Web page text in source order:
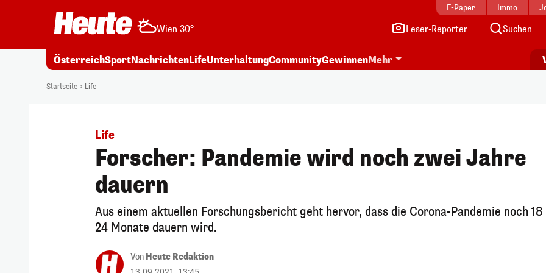
E-Paper Immo
Wien 30° Leser-Reporter Suchen
ÖsterreichSportNachrichtenLifeUnterhaltungCommunityGewinnenMehr
Startseite Life
Life
Forscher: Pandemie wird noch zwei Jahre
dauern
Aus einem aktuellen Forschungsbericht geht hervor, dass die Corona-Pandemie noch 18
24 Monate dauern wird.
Von Heute Redaktion